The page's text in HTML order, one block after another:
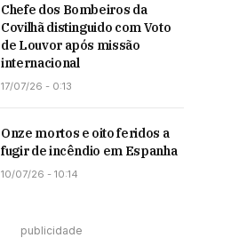
Chefe dos Bombeiros da
Covilhã distinguido com Voto
de Louvor após missão
internacional
17/07/26 - 0:13
Onze mortos e oito feridos a
fugir de incêndio em Espanha
10/07/26 - 10:14
publicidade